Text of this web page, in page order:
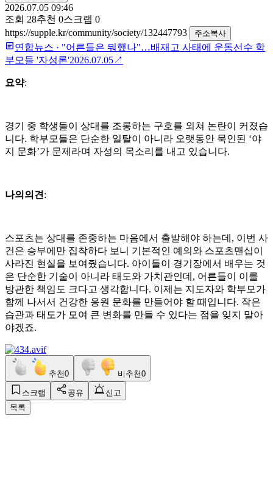
2026.07.05 09:46
조회 28추천 0스크랩 0
https://supple.kr/community/society/132447793
주소복사
연합뉴스 · "어른들은 뭐했나"…배재고 사태에 운동선수 학
부모들 '자성론'2026.07.05↗
요약:
경기 중 학생들이 상대를 조롱하는 구호를 외쳐 논란이 커졌습
니다. 학부모들은 단순한 일탈이 아니라 오랫동안 묵인된 ‘야
지 문화’가 문제라며 자성의 목소리를 내고 있습니다.
나의의견 :
스포츠는 상대를 존중하는 마음에서 출발해야 하는데, 이번 사
건은 승부에만 집착하다 보니 기본적인 예의와 스포츠맨십이
사라진 현실을 보여줬습니다. 아이들이 경기장에서 배우는 것
은 단순한 기술이 아니라 태도와 가치관인데, 어른들이 이를
방관한 책임도 크다고 생각합니다. 이제는 지도자와 학부모가
함께 나서서 건강한 응원 문화를 만들어야 할 때입니다. 작은
습관과 태도가 모여 큰 변화를 만들 수 있다는 점을 잊지 말아
야겠죠.
추천0 비추천0
스크랩 공유
신고
목록